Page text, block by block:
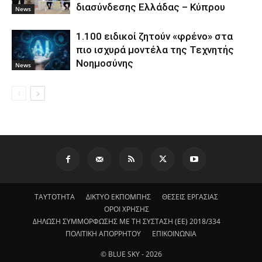
News διασύνδεσης Ελλάδας – Κύπρου
News
1.100 ειδικοί ζητούν «φρένο» στα
πιο ισχυρά μοντέλα της Τεχνητής
Νοημοσύνης
ΤΑΥΤΟΤΗΤΑ ΔΙΚΤΥΟ ΕΚΠΟΜΠΗΣ
ΘΕΣΕΙΣ ΕΡΓΑΣΙΑΣ
ΟΡΟΙ ΧΡΗΣΗΣ
ΔΗΛΩΣΗ ΣΥΜΜΟΡΦΩΣΗΣ ΜΕ ΤΗ ΣΥΣΤΑΣΗ (ΕΕ) 2018/334
ΠΟΛΙΤΙΚΗ ΑΠΟΡΡΗΤΟΥ
ΕΠΙΚΟΙΝΩΝΙΑ
© BLUE SKY - 2026